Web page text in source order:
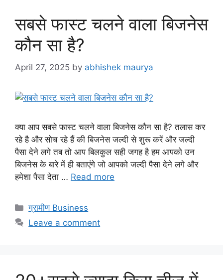
सबसे फास्ट चलने वाला बिजनेस
कौन सा है?
April 27, 2025 by abhishek maurya
क्या आप सबसे फास्ट चलने वाला बिजनेस कौन सा है? तलास कर
रहे है और सोच रहे हैं की बिजनेस जल्दी से शुरू करें और जल्दी
पैसा देने लगे तब तो आप बिलकुल सही जगह है हम आपको उन
बिजनेस के बारे में ही बताएंगे जो आपको जल्दी पैसा देने लगे और
हमेशा पैसा देता … Read more
Categories
ग्रामीण Business
Leave a comment